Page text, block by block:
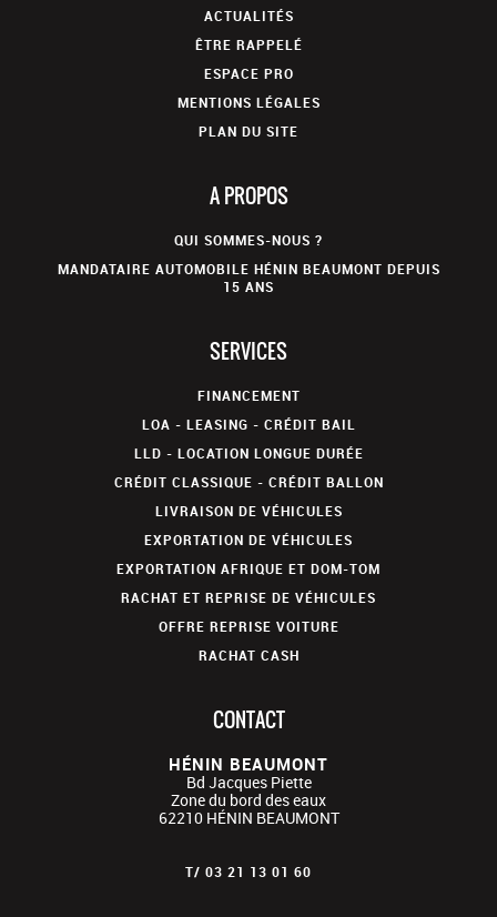
ACTUALITÉS
ÊTRE RAPPELÉ
ESPACE PRO
MENTIONS LÉGALES
PLAN DU SITE
A PROPOS
QUI SOMMES-NOUS ?
MANDATAIRE AUTOMOBILE HÉNIN BEAUMONT DEPUIS
15 ANS
SERVICES
FINANCEMENT
LOA - LEASING - CRÉDIT BAIL
LLD - LOCATION LONGUE DURÉE
CRÉDIT CLASSIQUE - CRÉDIT BALLON
LIVRAISON DE VÉHICULES
EXPORTATION DE VÉHICULES
EXPORTATION AFRIQUE ET DOM-TOM
RACHAT ET REPRISE DE VÉHICULES
OFFRE REPRISE VOITURE
RACHAT CASH
CONTACT
HÉNIN BEAUMONT
Bd Jacques Piette
Zone du bord des eaux
62210 HÉNIN BEAUMONT
T/ 03 21 13 01 60